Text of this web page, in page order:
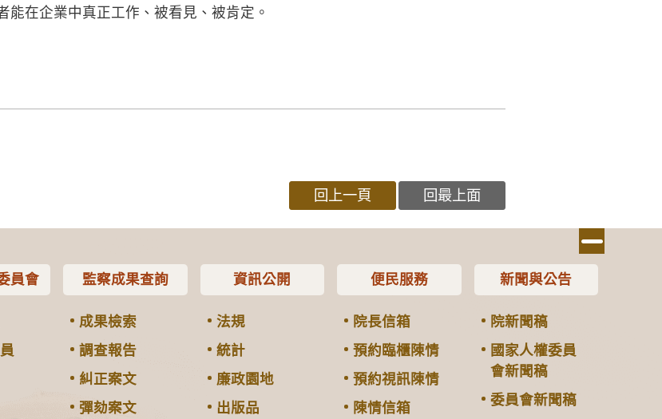
在企業中真正工作、被看見、被肯定。
回上一頁 回最上面
員會 監察成果查詢
成果檢索
調查報告
糾正案文
彈劾案文
資訊公開
法規
統計
廉政園地
出版品
便民服務
院長信箱
預約臨櫃陳情
預約視訊陳情
陳情信箱
新聞與公告
院新聞稿
國家人權委員
會新聞稿
委員會新聞稿